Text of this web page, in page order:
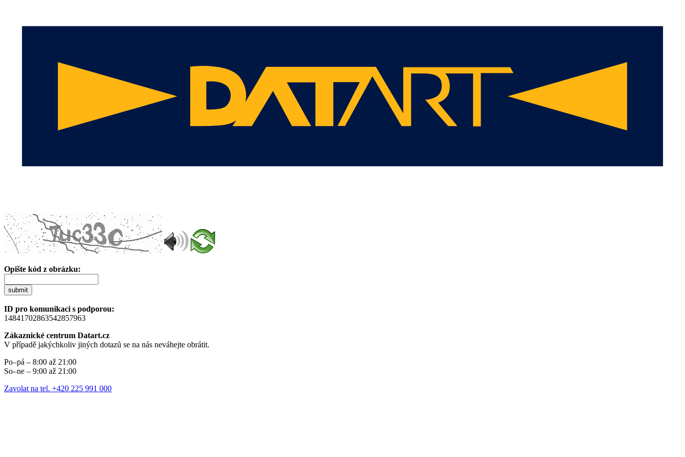
Opište kód z obrázku:
submit
ID pro komunikaci s podporou:
14841702863542857963
Zákaznické centrum Datart.cz
V případě jakýchkoliv jiných dotazů se na nás neváhejte obrátit.
Po–pá – 8:00 až 21:00
So–ne – 9:00 až 21:00
Zavolat na tel. +420 225 991 000